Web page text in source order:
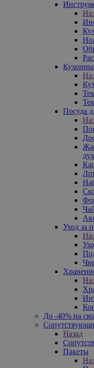
Посуда
Уход за
До -40% на
Назад
Пакеты